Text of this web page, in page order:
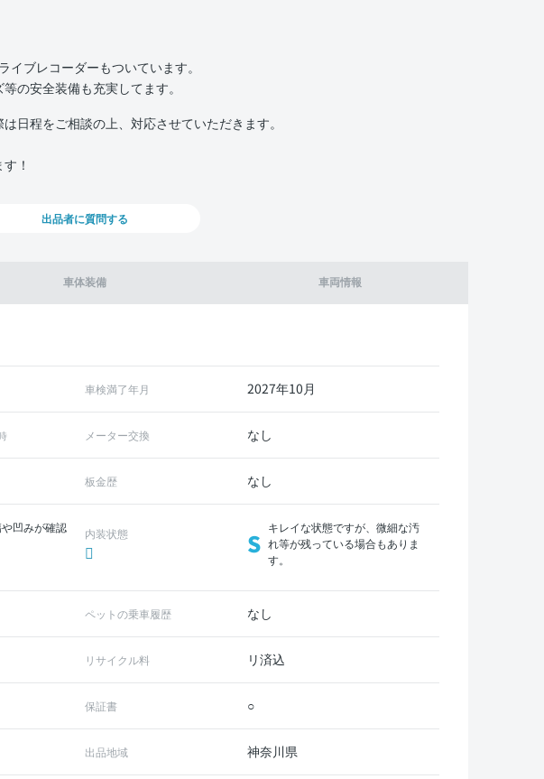
車体装備 車両情報
車検満了年月 2027年10月
メーター交換 なし
板金歴 なし
凹みが確認
内装状態 S
キレイな状態ですが、微細な汚
れ等が残っている場合もありま
す。
ペットの乗車履歴 なし
リサイクル料 リ済込
保証書 ○
出品地域 神奈川県
ブレコーダーもついています。
の安全装備も充実してます。
日程をご相談の上、対応させていただきます。
！
出品者に質問する